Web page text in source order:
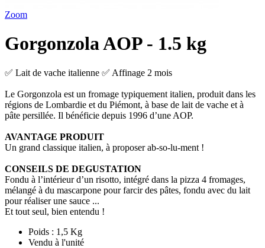
Zoom
Gorgonzola AOP - 1.5 kg
✅ Lait de vache italienne ✅ Affinage 2 mois
Le Gorgonzola est un fromage typiquement italien, produit dans les
régions de Lombardie et du Piémont, à base de lait de vache et à
pâte persillée. Il bénéficie depuis 1996 d’une AOP.
AVANTAGE PRODUIT
Un grand classique italien, à proposer ab-so-lu-ment !
CONSEILS DE DEGUSTATION
Fondu à l’intérieur d’un risotto, intégré dans la pizza 4 fromages,
mélangé à du mascarpone pour farcir des pâtes, fondu avec du lait
pour réaliser une sauce ...
Et tout seul, bien entendu !
Poids : 1,5 Kg
Vendu à l'unité